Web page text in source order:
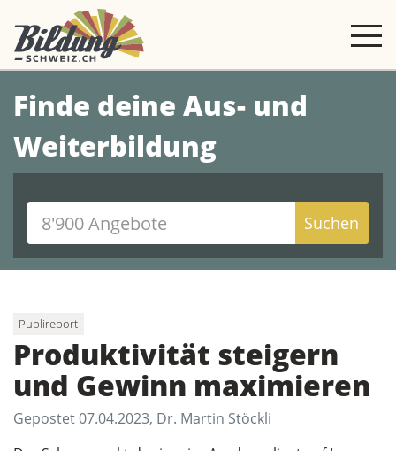
Finde deine Aus- und
Weiterbildung
Suchen
Publireport
Produktivität steigern
und Gewinn maximieren
Gepostet 07.04.2023, Dr. Martin Stöckli